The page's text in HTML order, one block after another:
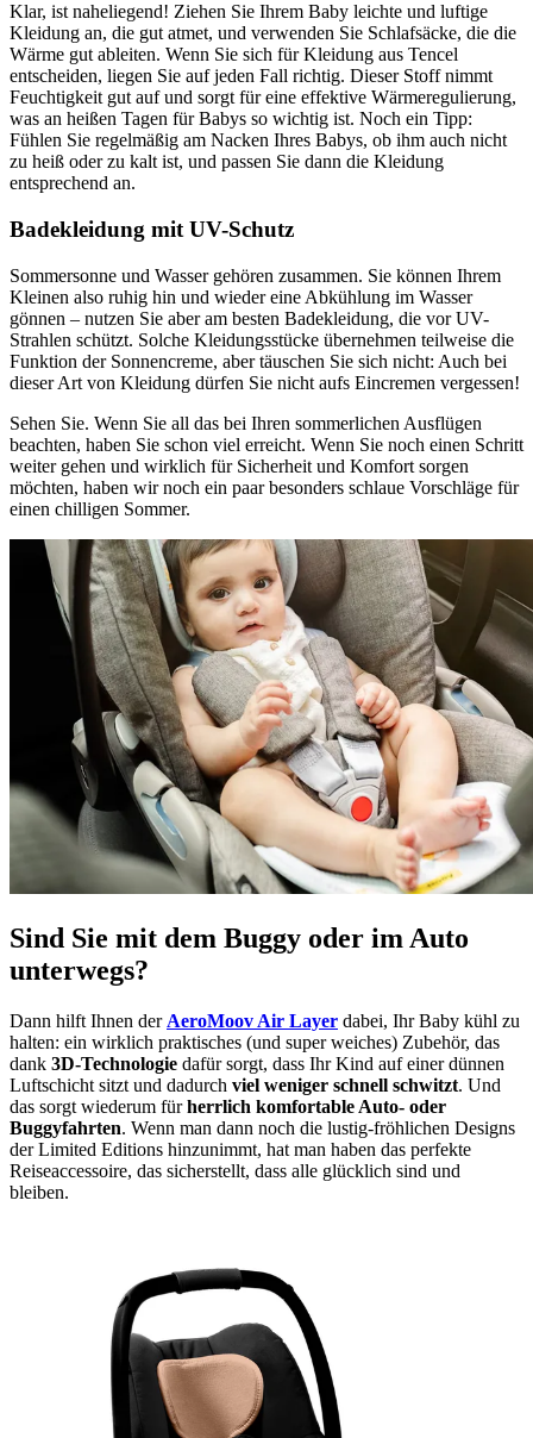
Klar, ist naheliegend! Ziehen Sie Ihrem Baby leichte und luftige
Kleidung an, die gut atmet, und verwenden Sie Schlafsäcke, die die
Wärme gut ableiten. Wenn Sie sich für Kleidung aus Tencel
entscheiden, liegen Sie auf jeden Fall richtig. Dieser Stoff nimmt
Feuchtigkeit gut auf und sorgt für eine effektive Wärmeregulierung,
was an heißen Tagen für Babys so wichtig ist. Noch ein Tipp:
Fühlen Sie regelmäßig am Nacken Ihres Babys, ob ihm auch nicht
zu heiß oder zu kalt ist, und passen Sie dann die Kleidung
entsprechend an.
Badekleidung mit UV-Schutz
Sommersonne und Wasser gehören zusammen. Sie können Ihrem
Kleinen also ruhig hin und wieder eine Abkühlung im Wasser
gönnen – nutzen Sie aber am besten Badekleidung, die vor UV-
Strahlen schützt. Solche Kleidungsstücke übernehmen teilweise die
Funktion der Sonnencreme, aber täuschen Sie sich nicht: Auch bei
dieser Art von Kleidung dürfen Sie nicht aufs Eincremen vergessen!
Sehen Sie. Wenn Sie all das bei Ihren sommerlichen Ausflügen
beachten, haben Sie schon viel erreicht. Wenn Sie noch einen Schritt
weiter gehen und wirklich für Sicherheit und Komfort sorgen
möchten, haben wir noch ein paar besonders schlaue Vorschläge für
einen chilligen Sommer.
Sind Sie mit dem Buggy oder im Auto
unterwegs?
Dann hilft Ihnen der AeroMoov Air Layer dabei, Ihr Baby kühl zu
halten: ein wirklich praktisches (und super weiches) Zubehör, das
dank 3D-Technologie dafür sorgt, dass Ihr Kind auf einer dünnen
Luftschicht sitzt und dadurch viel weniger schnell schwitzt. Und
das sorgt wiederum fürherrlich komfortable Auto- oder
Buggyfahrten. Wenn man dann noch die lustig-fröhlichen Designs
der Limited Editions hinzunimmt, hat man haben das perfekte
Reiseaccessoire, das sicherstellt, dass alle glücklich sind und
bleiben.